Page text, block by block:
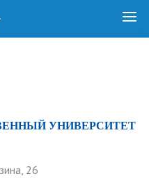
УНИВЕРСИТЕТ
26